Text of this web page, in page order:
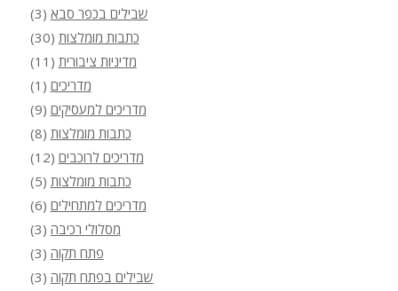
שבילים בכפר סבא (3)
כתבות מומלצות (30)
מדיניות ציבורית (11)
מדריכים (1)
מדריכים למעסיקים (9)
כתבות מומלצות (8)
מדריכים לרוכבים (12)
כתבות מומלצות (5)
מדריכים למתחילים (6)
מסלולי רכיבה (3)
פתח תקוה (3)
שבילים בפתח תקוה (3)